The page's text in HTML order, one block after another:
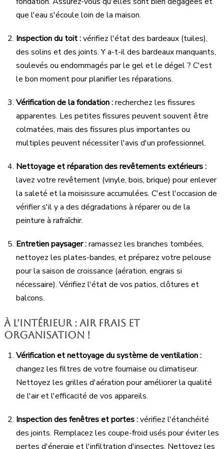
que l'eau s'écoule loin de la maison.
Inspection du toit :vérifiez l'état des bardeaux (tuiles),
des solins et des joints. Y a-t-il des bardeaux manquants,
soulevés ou endommagés par le gel et le dégel ? C'est
le bon moment pour planifier les réparations.
Vérification de la fondation :recherchez les fissures
apparentes. Les petites fissures peuvent souvent être
colmatées, mais des fissures plus importantes ou
multiples peuvent nécessiter l'avis d'un professionnel.
Nettoyage et réparation des revêtements extérieurs :
lavez votre revêtement (vinyle, bois, brique) pour enlever
la saleté et la moisissure accumulées. C'est l'occasion de
vérifier s'il y a des dégradations à réparer ou de la
peinture à rafraîchir.
Entretien paysager :ramassez les branches tombées,
nettoyez les plates-bandes, et préparez votre pelouse
pour la saison de croissance (aération, engrais si
nécessaire). Vérifiez l'état de vos patios, clôtures et
balcons.
À l'intérieur : air frais et
organisation !
Vérification et nettoyage du système de ventilation :
changez les filtres de votre fournaise ou climatiseur.
Nettoyez les grilles d'aération pour améliorer la qualité
de l'air et l'efficacité de vos appareils.
Inspection des fenêtres et portes :vérifiez l'étanchéité
des joints. Remplacez les coupe-froid usés pour éviter les
pertes d'énergie et l'infiltration d'insectes. Nettoyez les